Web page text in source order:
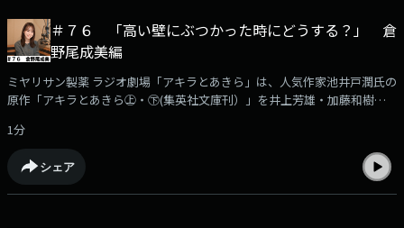
＃７６ 「高い壁にぶつかった時にどうする？」 倉
野尾成美編
ミヤリサン製薬 ラジオ劇場「アキラとあきら」は、人気作家池井戸潤氏の
原作「アキラとあきら㊤・㊦(集英社文庫刊）」を井上芳雄・加藤和樹のW
豪華出演者の「収録後の声」を収録！アフタートークとして番組の裏話や
役作りに付いてなど様々なエピソードをお届けします。本編はKBCラジオ
で毎週月曜日ごご6時30分から放送！（日曜あさ７時３０分から再放送）
今回の登場は、産業中央銀行・水島カンナを演じる倉野尾成美さんです。
1分
シェア